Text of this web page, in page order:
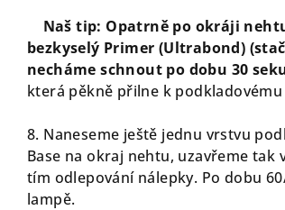
Naš tip: Opatrně po okráji
bezkyselý Primer (Ultrabond)
necháme schnout po dobu 30
která pěkně přilne k
8. Naneseme ještě jednu vrstvu
Base na okraj nehtu, uzavřeme
tím odlepování nálepky. Po dobu
lampě.